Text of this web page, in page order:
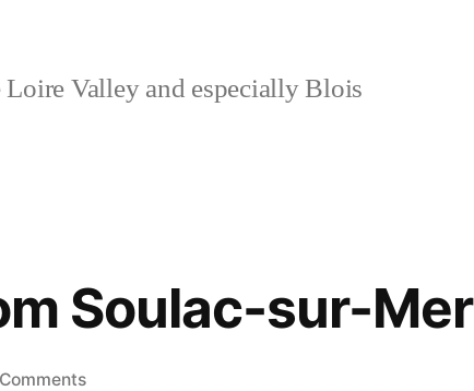
Loire Valley and especially Blois
Soulac-sur-Mer
on